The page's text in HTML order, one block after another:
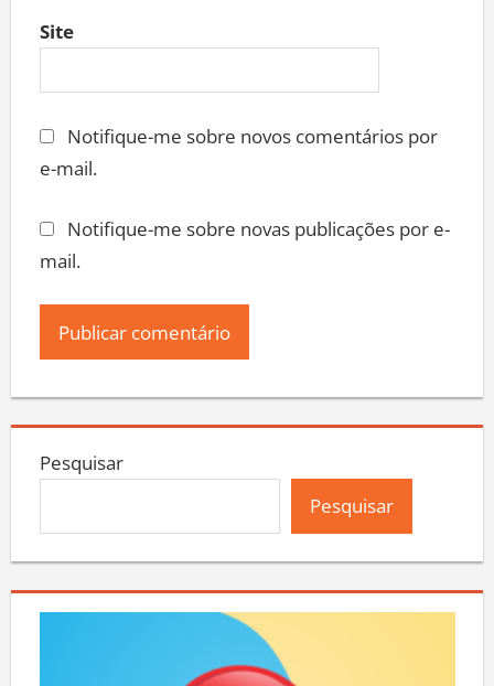
Site
Notifique-me sobre novos comentários por
e-mail.
Notifique-me sobre novas publicações por e-
mail.
Pesquisar
Pesquisar